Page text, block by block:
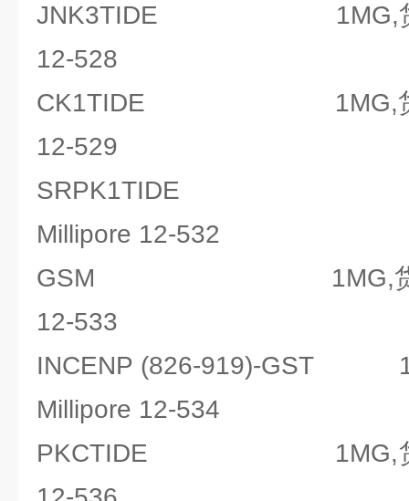
JNK3TIDE 1MG,货号
12-528
CK1TIDE 1MG,货号
12-529
SRPK1TIDE 1MG,
Millipore 12-532
GSM 1MG,货号：
12-533
INCENP (826-919)-GST
Millipore 12-534
PKCTIDE 1MG,货号